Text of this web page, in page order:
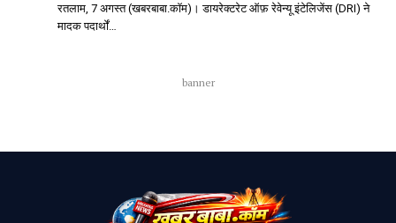
रतलाम, 7 अगस्त (खबरबाबा.कॉम)। डायरेक्टरेट ऑफ़ रेवेन्यू इंटेलिजेंस (DRI) ने
मादक पदार्थों…
banner